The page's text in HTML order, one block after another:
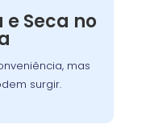
Seca no
mas
surgir.
sem